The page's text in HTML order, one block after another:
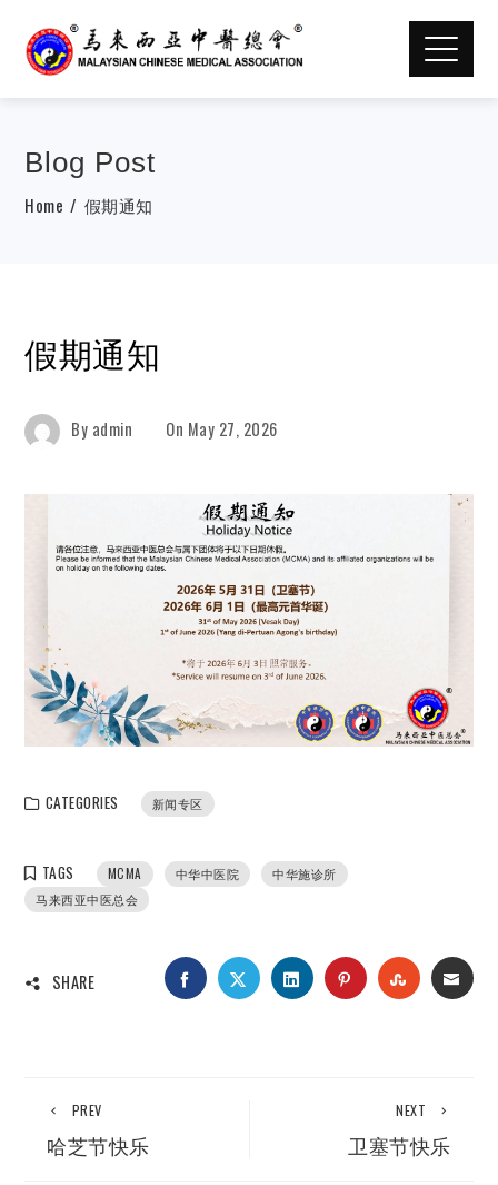
Blog Post
Home 假期通知
假期通知
By admin On May 27, 2026
CATEGORIES 新闻专区
TAGS MCMA 中华中医院
中华施诊所
马来西亚中医总会
SHARE FACEBOOKTWITTERLINKEDINPINTEREST
PREV
哈芝节快乐
NEXT
卫塞节快乐